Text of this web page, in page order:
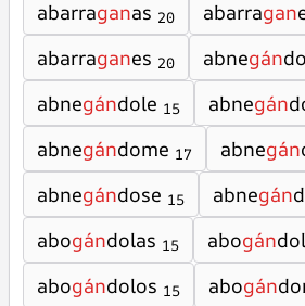
abarraganas 20 abarragan
abarraganes 20 abnegán
abnegándole 15 abnegán
abnegándome 17 abnegán
abnegándose 15 abnegán
abogándolas 15 abogán
abogándolos 15 abogán